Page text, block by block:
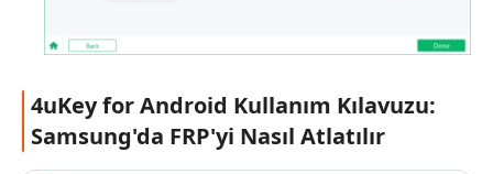
4uKey for Android Kullanım Kılavuzu:
Samsung'da FRP'yi Nasıl Atlatılır